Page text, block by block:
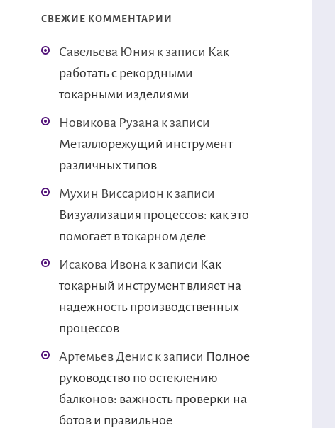
СВЕЖИЕ КОММЕНТАРИИ
Савельева Юния к записи Как
работать с рекордными
токарными изделиями
Новикова Рузана к записи
Металлорежущий инструмент
различных типов
Мухин Виссарион к записи
Визуализация процессов: как это
помогает в токарном деле
Исакова Ивона к записи Как
токарный инструмент влияет на
надежность производственных
процессов
Артемьев Дениск записи Полное
руководство по остеклению
балконов: важность проверки на
ботов и правильное